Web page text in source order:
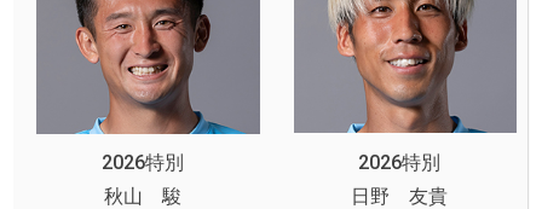
2026特別
2026特別
秋山 駿
日野 友貴